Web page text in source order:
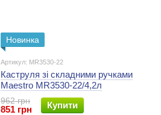
Новинка
Артикул: MR3530-22
Каструля зі складними ручками
Maestro MR3530-22/4,2л
962 грн
851 грн Купити